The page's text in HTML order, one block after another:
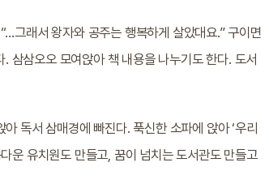
그래서 왕자와 공주는 행복하게 살았대요.” 구이면
삼삼오오 모여앉아 책 내용을 나누기도 한다. 도서
독서 삼매경에 빠진다. 푹신한 소파에 앉아 ‘우리
운 유치원도 만들고, 꿈이 넘치는 도서관도 만들고